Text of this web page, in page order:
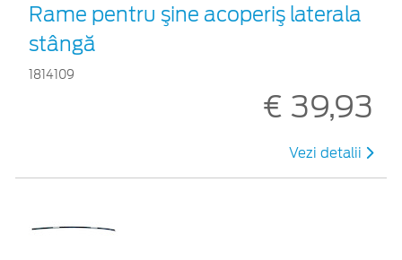
Rame pentru şine acoperiş laterala
stângă
1814109
€ 39,93
Vezi detalii